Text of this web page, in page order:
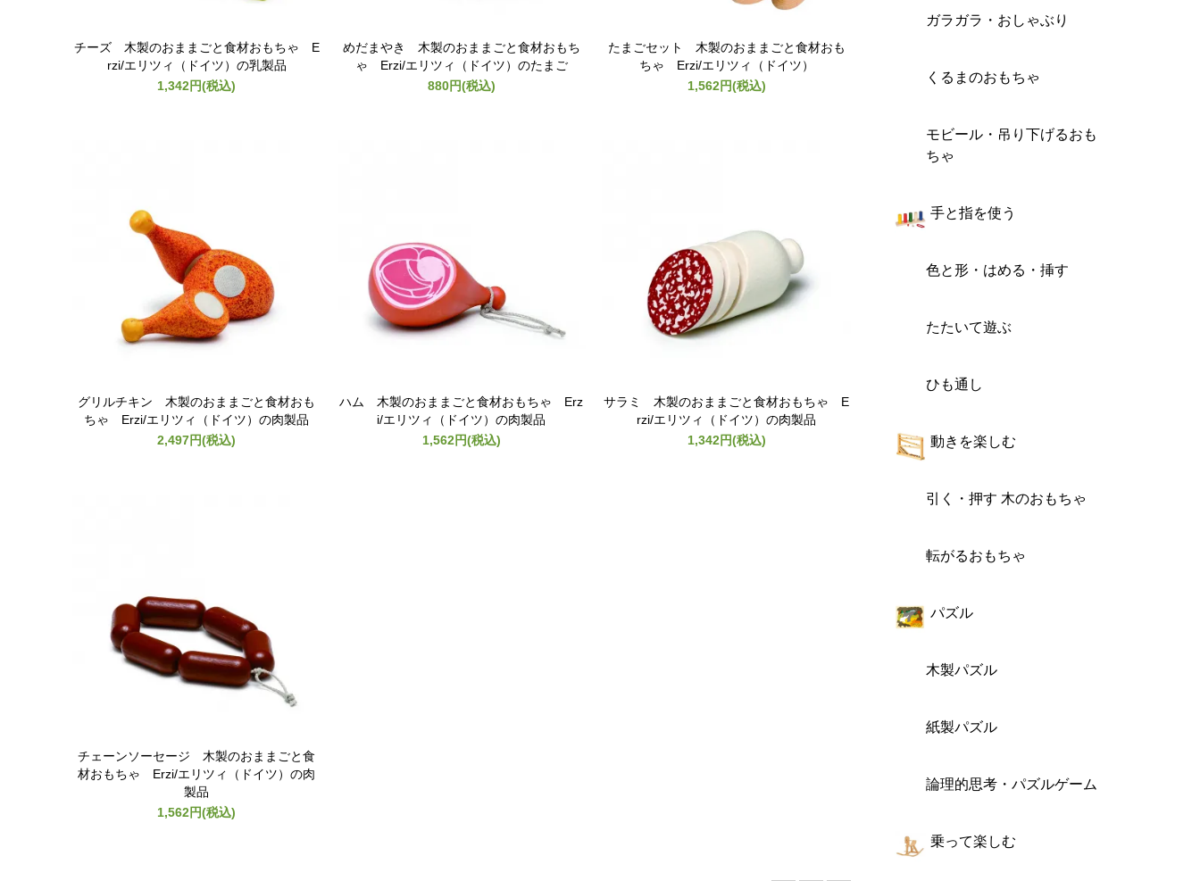
チーズ 木製のおままごと食材おもちゃ E
rzi/エリツィ（ドイツ）の乳製品
1,342円(税込)
めだまやき 木製のおままごと食材おもち
ゃ Erzi/エリツィ（ドイツ）のたまご
880円(税込)
たまごセット 木製のおままごと食材おも
ちゃ Erzi/エリツィ（ドイツ）
1,562円(税込)
グリルチキン 木製のおままごと食材おも
ちゃ Erzi/エリツィ（ドイツ）の肉製品
2,497円(税込)
ハム 木製のおままごと食材おもちゃ Erz
i/エリツィ（ドイツ）の肉製品
1,562円(税込)
サラミ 木製のおままごと食材おもちゃ E
rzi/エリツィ（ドイツ）の肉製品
1,342円(税込)
チェーンソーセージ 木製のおままごと食
材おもちゃ Erzi/エリツィ（ドイツ）の肉
製品
1,562円(税込)
ガラガラ・おしゃぶり
くるまのおもちゃ
モビール・吊り下げるおも
ちゃ
手と指を使う
色と形・はめる・挿す
たたいて遊ぶ
ひも通し
動きを楽しむ
引く・押す 木のおもちゃ
転がるおもちゃ
パズル
木製パズル
紙製パズル
論理的思考・パズルゲーム
乗って楽しむ